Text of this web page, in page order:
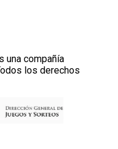
una compañía
los derechos